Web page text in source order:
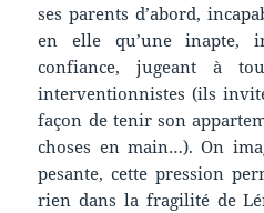
ses parents d’abord,
en elle qu’une inapte,
confiance, jugeant à
interventionnistes (ils
façon de tenir son
choses en main…). On
pesante, cette pression
rien dans la fragilité de